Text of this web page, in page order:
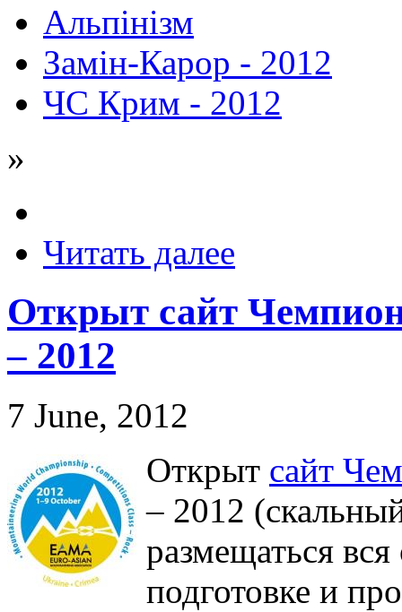
Альпінізм
Замін-Карор - 2012
ЧС Крим - 2012
»
Читать далее
Открыт сайт
– 2012
7 June, 2012
Открыт сайт
– 2012
размещаться
подготовке и